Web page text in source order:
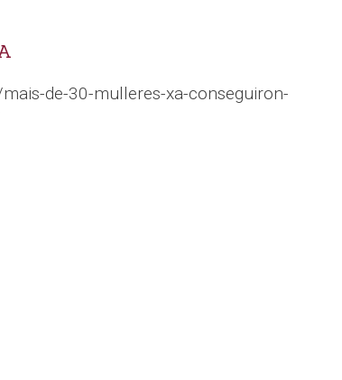
de-30-mulleres-xa-conseguiron-